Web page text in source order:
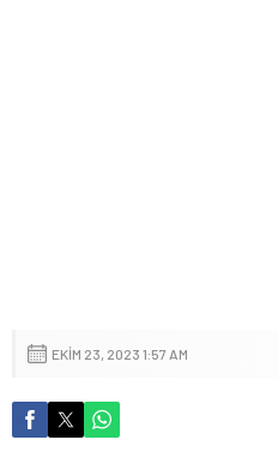
EKIM 23, 2023 1:57 AM